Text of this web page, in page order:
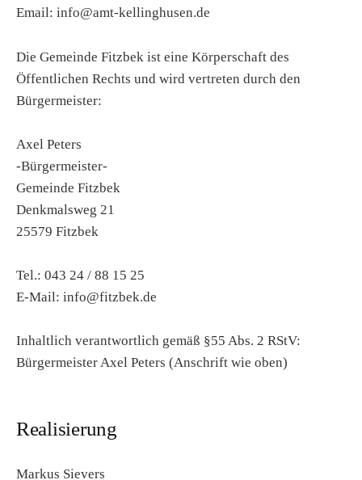
Email: info@amt-kellinghusen.de
Die Gemeinde Fitzbek ist eine Körperschaft des
Öffentlichen Rechts und wird vertreten durch den
Bürgermeister:
Axel Peters
-Bürgermeister-
Gemeinde Fitzbek
Denkmalsweg 21
25579 Fitzbek
Tel.: 043 24 / 88 15 25
E-Mail: info@fitzbek.de
Inhaltlich verantwortlich gemäß §55 Abs. 2 RStV:
Bürgermeister Axel Peters (Anschrift wie oben)
Realisierung
Markus Sievers